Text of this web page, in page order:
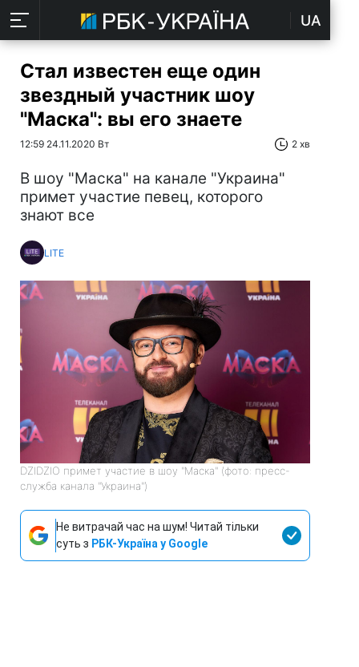
UA
Стал известен еще один
звездный участник шоу
"Маска": вы его знаете
12:59 24.11.2020 Вт 2 хв
В шоу "Маска" на канале "Украина"
примет участие певец, которого
знают все
LITE
DZIDZIO примет участие в шоу "Маска" (фото: пресс-
служба канала "Украина")
Не витрачай час на шум! Читай тільки
суть з РБК-Україна у Google